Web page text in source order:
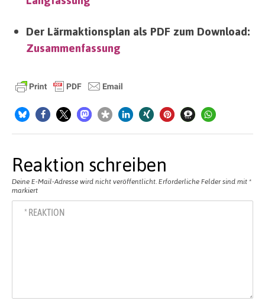
Der Lärmaktionsplan als PDF zum Download:
Zusammenfassung
Reaktion schreiben
Deine E-Mail-Adresse wird nicht veröffentlicht. Erforderliche Felder sind mit *
markiert